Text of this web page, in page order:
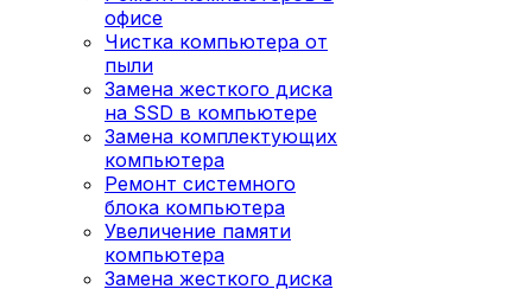
офисе
Чистка компьютера от
пыли
Замена жесткого диска
на SSD в компьютере
Замена комплектующих
компьютера
Ремонт системного
блока компьютера
Увеличение памяти
компьютера
Замена жесткого диска